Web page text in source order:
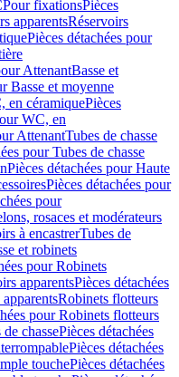
Pour fixationsPièces
apparentsRéservoirs
Pièces détachées pour
AttenantBasse et
Basse et moyenne
en céramiquePièces
WC, en
AttenantTubes de chasse
pour Tubes de chasse
Pièces détachées pour Haute
Pièces détachées pour
pour
rosaces et modérateurs
à encastrerTubes de
et robinets
pour Robinets
apparentsPièces détachées
Robinets flotteurs
pour Robinets flotteurs
chassePièces détachées
Pièces détachées
touchePièces détachées